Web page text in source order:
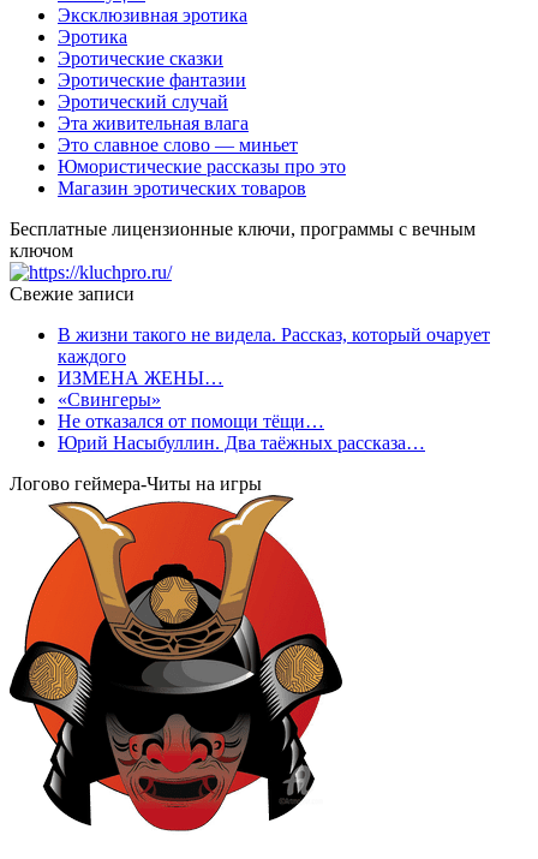
Эксклюзивная эротика
Эротика
Эротические сказки
Эротические фантазии
Эротический случай
Эта живительная влага
Это славное слово — миньет
Юмористические рассказы про это
Магазин эротических товаров
Бесплатные лицензионные ключи, программы с вечным
ключом
Свежие записи
В жизни такого не видела. Рассказ, который очарует
каждого
ИЗМЕНА ЖЕНЫ…
«Свингеры»
Не отказался от помощи тёщи…
Юрий Насыбуллин. Два таёжных рассказа…
Логово геймера-Читы на игры